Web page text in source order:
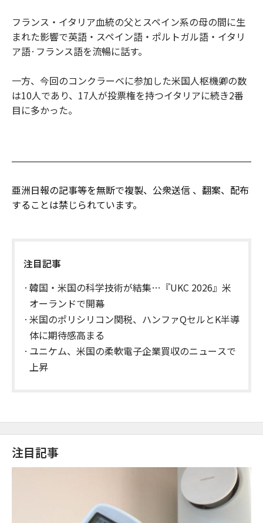
フランス・イタリア血統の父とスペイン系の母の間に生
まれた影響で英語・スペイン語・ポルトガル語・イタリ
ア語·フランス語を流暢に話す。
一方、今回のコンクラーベに参加した米国人枢機卿の数
は10人であり、17人が投票権を持つイタリアに続き2番
目に多かった。
亜洲日報の記事等を無断で複製、公衆送信 、翻案、配布
することは禁じられています。
注目記事
韓国・米国の科学技術が結集…『UKC 2026』米
オーランドで開幕
米国のポリシリコン関税、ハンファQセルとK半導
体に期待感高まる
ユニケム、米国の柔軟電子企業買収のニュースで
上昇
注目記事